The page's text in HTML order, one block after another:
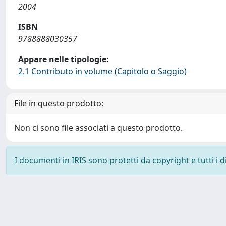
2004
ISBN
9788888030357
Appare nelle tipologie:
2.1 Contributo in volume (Capitolo o Saggio)
File in questo prodotto:
Non ci sono file associati a questo prodotto.
I documenti in IRIS sono protetti da copyright e tutti i